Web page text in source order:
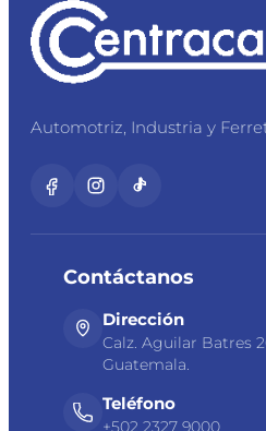
Automotriz, Industria y
Contáctanos
Dirección
Calz. Aguilar Batres
Guatemala.
Teléfono
+502 2327 9000